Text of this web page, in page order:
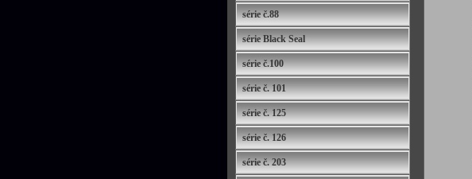
série č.88
série Black Seal
série č.100
série č. 101
série č. 125
série č. 126
série č. 203